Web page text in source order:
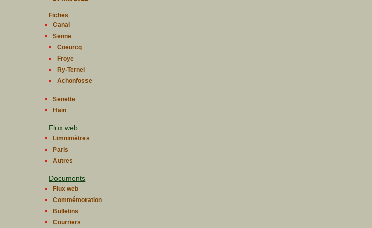
Fiches
Canal
Senne
Coeurcq
Froye
Ry-Ternel
Achonfosse
Senette
Hain
Flux web
Limnimètres
Paris
Autres
Documents
Flux web
Commémoration
Bulletins
Courriers